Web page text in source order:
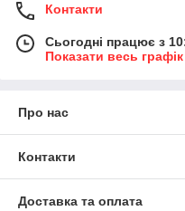
Контакти
Сьогодні працює з
Показати весь
Про нас
Контакти
Доставка та оплата